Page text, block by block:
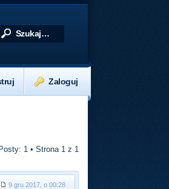
Zaloguj
Posty: 1 • Strona 1z 1
9 gru 2017, o 00:28